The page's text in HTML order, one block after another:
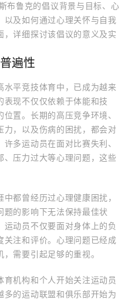
布鲁克的倡议背景与目标、心
以及如何通过心理关怀与自我
详细探讨该倡议的意义及实
遍性
平竞技体育中，已成为越来
表现不仅仅依赖于体能和技
置。长期的高压竞争环境、
力，以及伤病的困扰，都会对
多运动员在面对比赛失利、
、压力过大等心理问题，这些
都曾经历过心理健康困扰，
题的影响下无法保持最佳状
动员不仅要面对身体上的负
关注和评价。心理问题已经成
需要引起足够的重视。
机构和个人开始关注运动员
多的运动联盟和俱乐部开始为